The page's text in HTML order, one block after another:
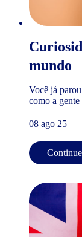
mundo
Você já
como a
08 ago 25